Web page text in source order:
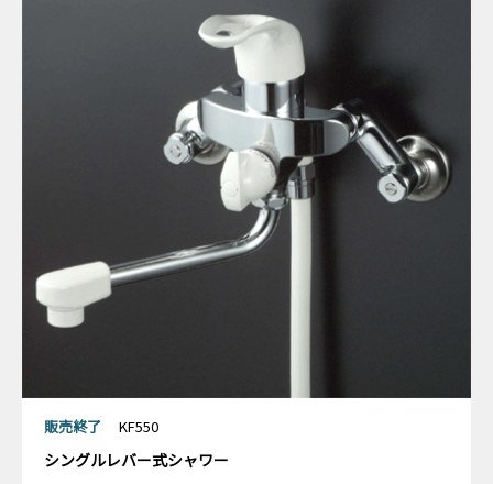
販売終了 KF550
シングルレバー式シャワー